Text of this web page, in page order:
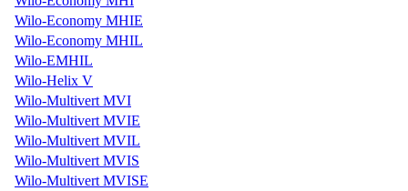
Wilo-Economy MHIE
Wilo-Economy MHIL
Wilo-EMHIL
Wilo-Helix V
Wilo-Multivert MVI
Wilo-Multivert MVIE
Wilo-Multivert MVIL
Wilo-Multivert MVIS
Wilo-Multivert MVISE